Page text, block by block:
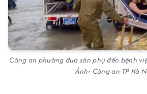
Công an phường đưa sản phụ đến bệnh
Ảnh: Công an TP Hà